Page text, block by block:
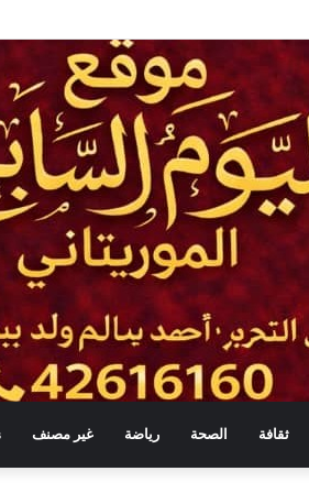
ثقافة الصحة رياضة غير مصنف